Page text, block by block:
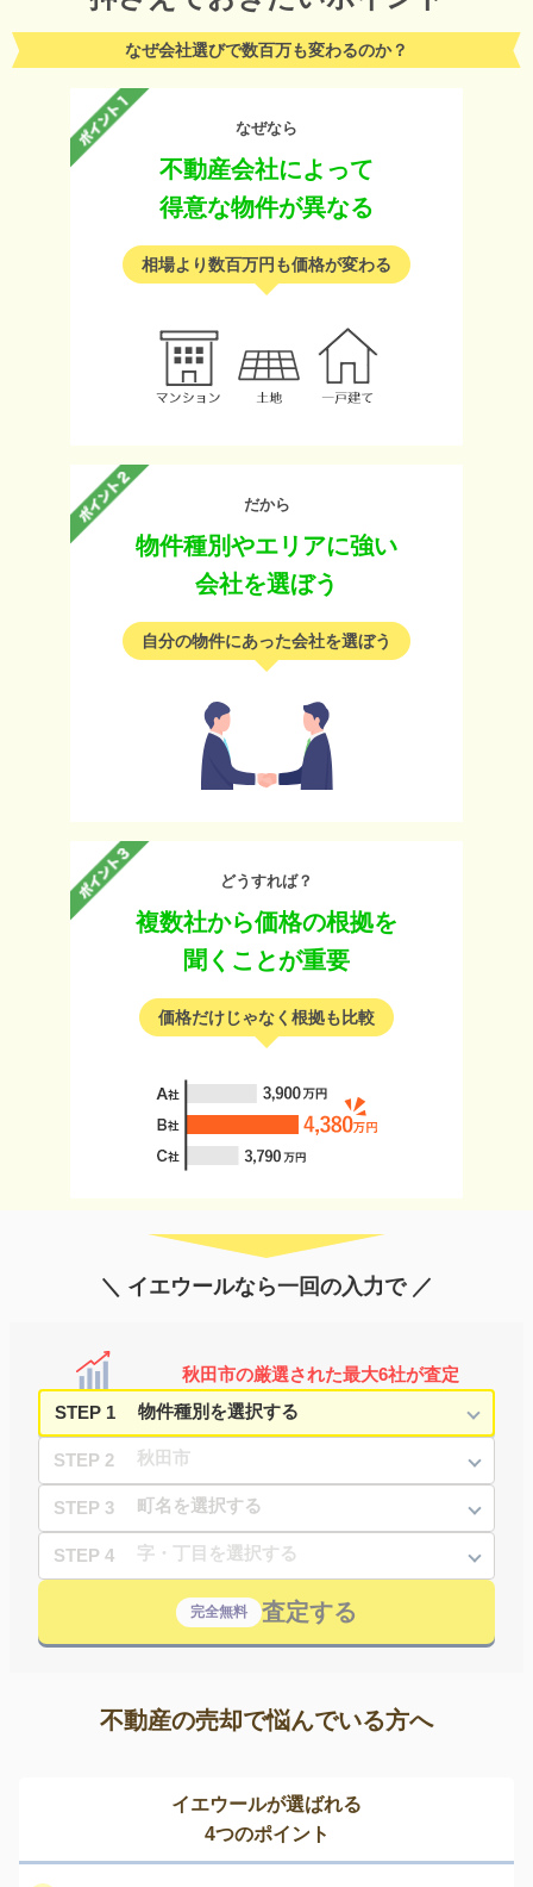
なぜ会社選びで数百万も変わるのか？
なぜなら
不動産会社によって
得意な物件が異なる
相場より数百万円も価格が変わる
だから
物件種別やエリアに強い
会社を選ぼう
自分の物件にあった会社を選ぼう
どうすれば？
複数社から価格の根拠を
聞くことが重要
価格だけじゃなく根拠も比較
＼ イエウールなら一回の入力で ／
秋田市の厳選された最大6社が査定
STEP 1
STEP 2
STEP 3
STEP 4
完全無料 査定する
不動産の売却で悩んでいる方へ
イエウールが選ばれる
4つのポイント